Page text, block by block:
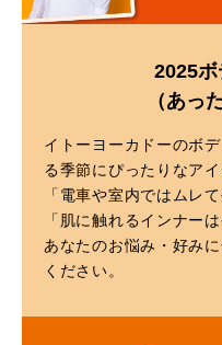
2025
（あっ
イトーヨーカドーのボ
る季節にぴったりなアイ
「電車や室内ではムレ
「肌に触れるインナー
あなたのお悩み・好み
ください。